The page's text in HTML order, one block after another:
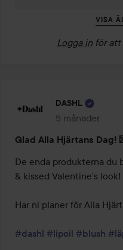
VISA
Logga in för att
DASHL
5 månader
Inlägget
Glad Alla Hjärtans Dag!
De enda produkterna du
& kissed Valentine’s look!
Har ni planer för Alla
#dashl #lipoil #blush